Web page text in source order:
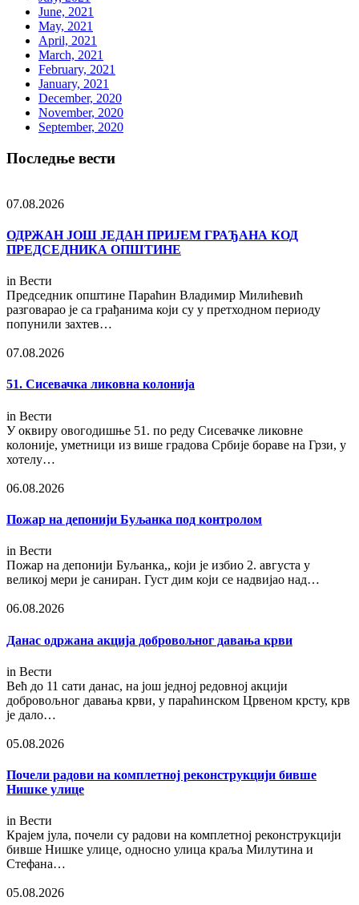
June, 2021
May, 2021
April, 2021
March, 2021
February, 2021
January, 2021
December, 2020
November, 2020
September, 2020
Последње вести
07.08.2026
ОДРЖАН ЈОШ ЈЕДАН ПРИЈЕМ ГРАЂАНА КОД
ПРЕДСЕДНИКА ОПШТИНЕ
in Вести
Председник општине Параћин Владимир Милићевић
разговарао је са грађанима који су у претходном периоду
попунили захтев…
07.08.2026
51. Сисевачка ликовна колонија
in Вести
У оквиру овогодишње 51. по реду Сисевачке ликовне
колоније, уметници из више градова Србије бораве на Грзи, у
хотелу…
06.08.2026
Пожар на депонији Буљанка под контролом
in Вести
Пожар на депонији Буљанка,, који је избио 2. августа у
великој мери је саниран. Густ дим који се надвијао над…
06.08.2026
Данас одржана акција добровољног давања крви
in Вести
Већ до 11 сати данас, на још једној редовној акцији
добровољног давања крви, у параћинском Црвеном крсту, крв
је дало…
05.08.2026
Почели радови на комплетној реконструкцији бивше
Нишке улице
in Вести
Крајем јула, почели су радови на комплетној реконструкцији
бивше Нишке улице, односно улица краља Милутина и
Стефана…
05.08.2026